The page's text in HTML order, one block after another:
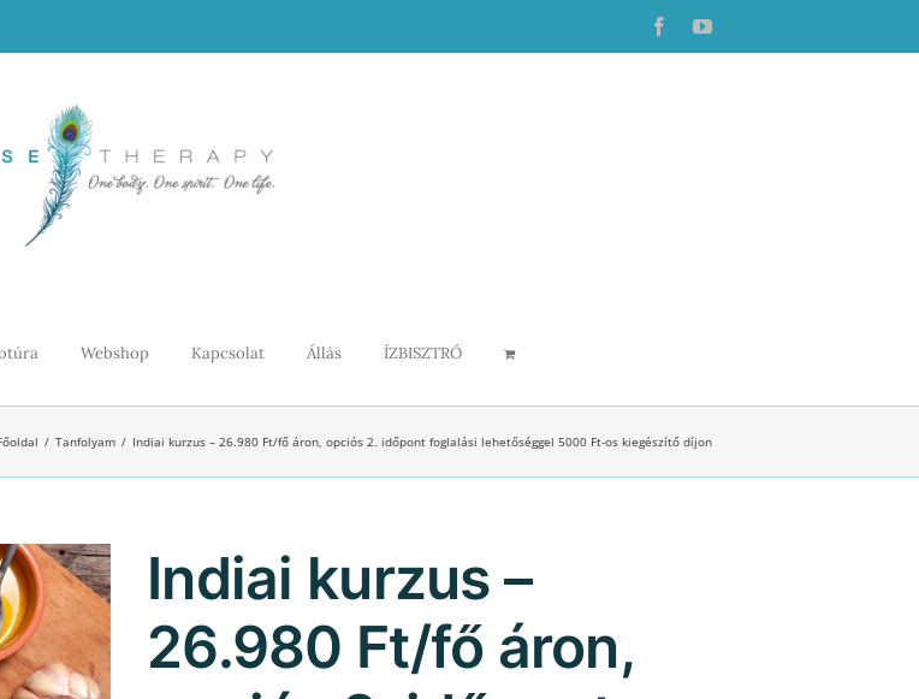
FacebookYouTube
Webshop Kapcsolat Állás ÍZBISZTRÓ
Tanfolyam Indiai kurzus – 26.980 Ft/fő áron, opciós 2. időpont foglalási lehetőséggel 5000 Ft-os kiegészítő díjon
Indiai kurzus –
26.980 Ft/fő áron,